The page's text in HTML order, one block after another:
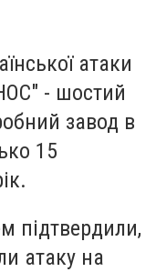
атаки
- шостий
завод в
15
підтвердили,
атаку на